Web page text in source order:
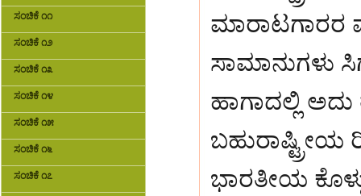
ಸಂಚಿಕೆ ೧೧
ಸಂಚಿಕೆ ೧೨
ಸಂಚಿಕೆ ೧೩
ಸಂಚಿಕೆ ೧೪
ಸಂಚಿಕೆ ೧೫
ಸಂಚಿಕೆ ೧೬
ಸಂಚಿಕೆ ೧೭
ಮಾರಾಟಗಾರರ
ಸಾಮಾನುಗಳು
ಹಾಗಾದಲ್ಲಿ ಅದು
ಬಹುರಾಷ್ಟ್ರೀಯ
ಭಾರತೀಯ